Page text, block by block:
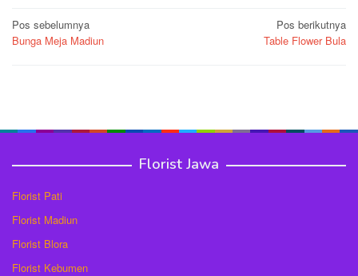
Navigasi
pos
Pos sebelumnya
Bunga Meja Madiun
Pos berikutnya
Table Flower Bula
Florist Jawa
Florist Pati
Florist Madiun
Florist Blora
Florist Kebumen